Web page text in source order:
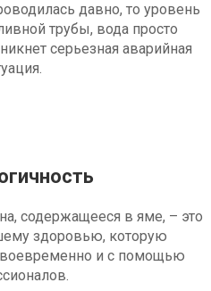
давно, то уровень
трубы, вода просто
серьезная аварийная
содержащееся в яме, – это
здоровью, которую
и с помощью